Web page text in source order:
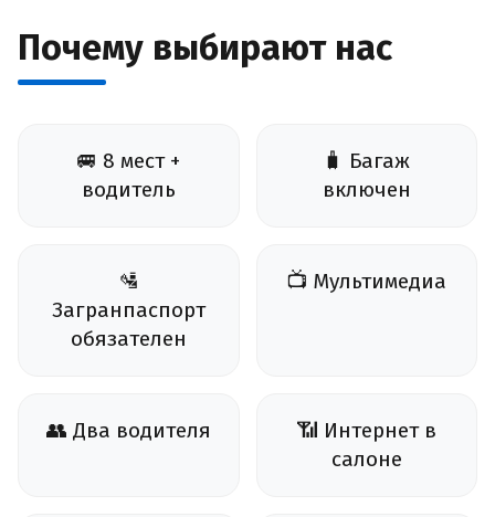
Почему выбирают нас
🚐 8 мест +
водитель
🧳 Багаж
включен
🛂
Загранпаспорт
обязателен
📺 Мультимедиа
👥 Два водителя
📶 Интернет в
салоне